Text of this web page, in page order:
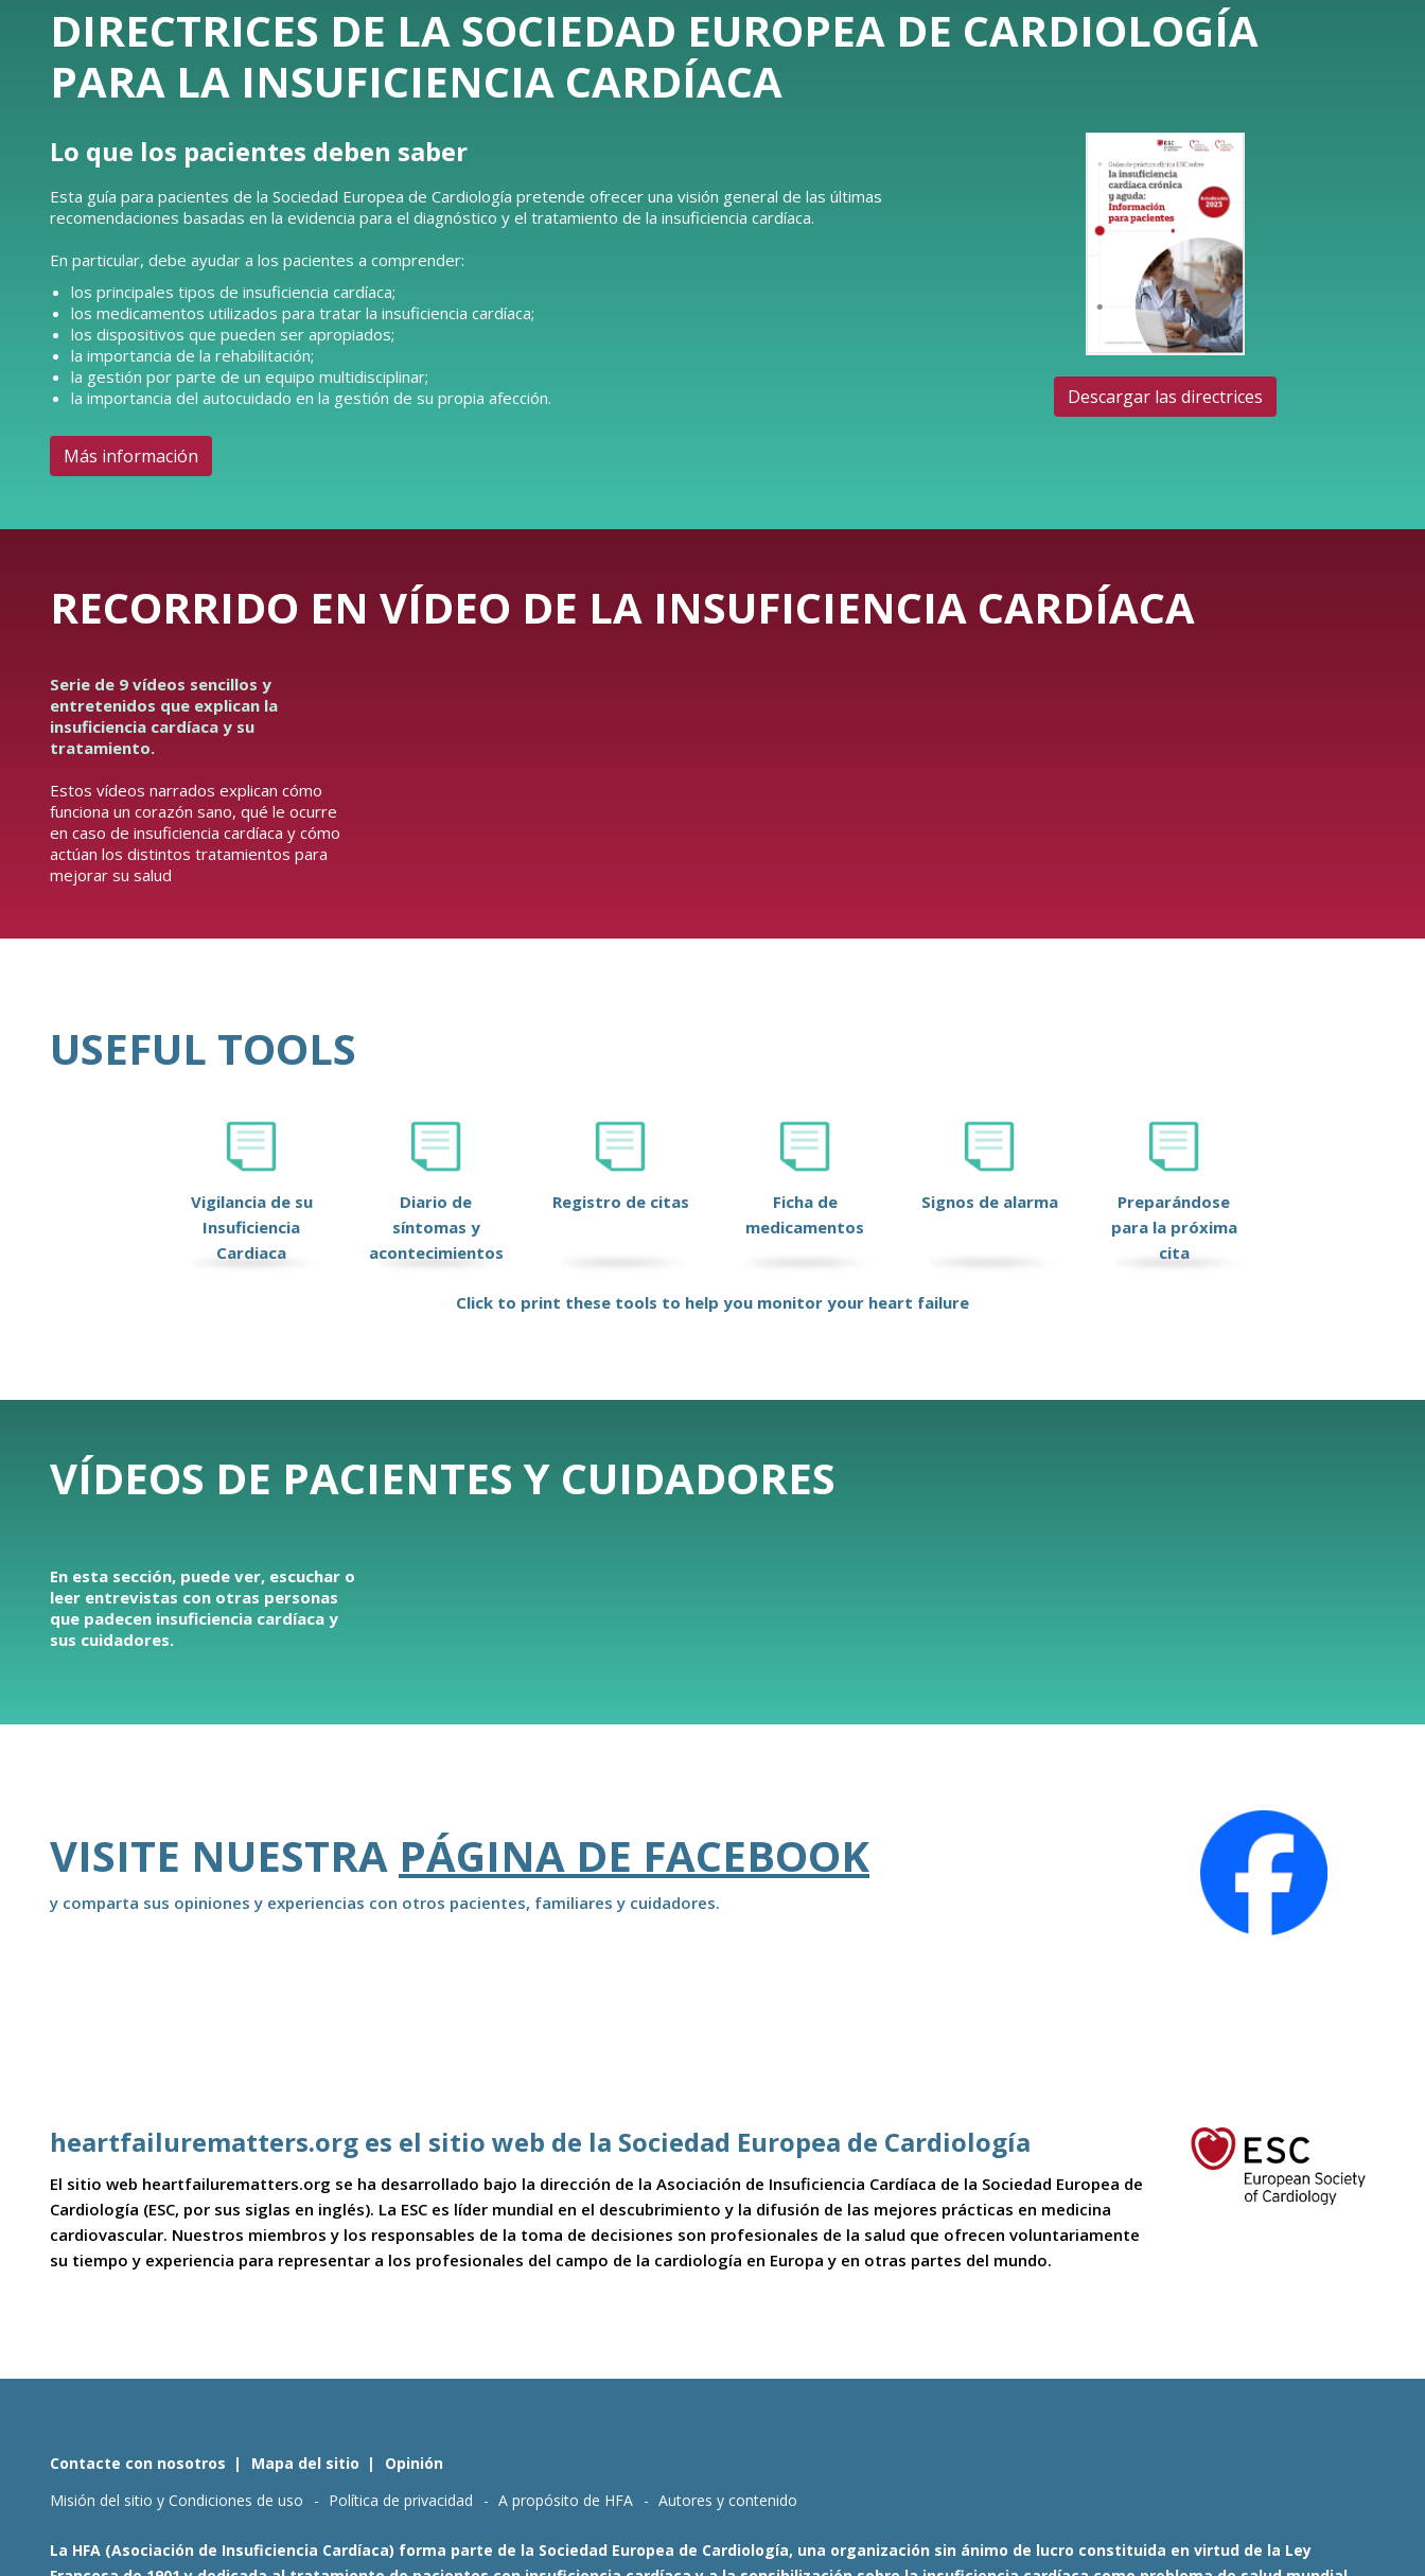
DIRECTRICES DE LA SOCIEDAD EUROPEA DE CARDIOLOGÍA
PARA LA INSUFICIENCIA CARDÍACA
Lo que los pacientes deben saber
Esta guía para pacientes de la Sociedad Europea de Cardiología pretende ofrecer una visión general de las últimas
recomendaciones basadas en la evidencia para el diagnóstico y el tratamiento de la insuficiencia cardíaca.
En particular, debe ayudar a los pacientes a comprender:
los principales tipos de insuficiencia cardíaca;
los medicamentos utilizados para tratar la insuficiencia cardíaca;
los dispositivos que pueden ser apropiados;
la importancia de la rehabilitación;
la gestión por parte de un equipo multidisciplinar;
la importancia del autocuidado en la gestión de su propia afección.
Más información
Descargar las directrices
RECORRIDO EN VÍDEO DE LA INSUFICIENCIA CARDÍACA
Serie de 9 vídeos sencillos y
entretenidos que explican la
insuficiencia cardíaca y su
tratamiento.
Estos vídeos narrados explican cómo
funciona un corazón sano, qué le ocurre
en caso de insuficiencia cardíaca y cómo
actúan los distintos tratamientos para
mejorar su salud
USEFUL TOOLS
Vigilancia de su
Insuficiencia
Cardiaca
Diario de
síntomas y
acontecimientos
Registro de citas
Ficha de
medicamentos
Signos de alarma
Preparándose
para la próxima
cita
Click to print these tools to help you monitor your heart failure
VÍDEOS DE PACIENTES Y CUIDADORES
En esta sección, puede ver, escuchar o
leer entrevistas con otras personas
que padecen insuficiencia cardíaca y
sus cuidadores.
VISITE NUESTRA PÁGINA DE FACEBOOK
y comparta sus opiniones y experiencias con otros pacientes, familiares y cuidadores.
heartfailurematters.org es el sitio web de la Sociedad Europea de Cardiología
El sitio web heartfailurematters.org se ha desarrollado bajo la dirección de la Asociación de Insuficiencia Cardíaca de la Sociedad Europea de
Cardiología (ESC, por sus siglas en inglés). La ESC es líder mundial en el descubrimiento y la difusión de las mejores prácticas en medicina
cardiovascular. Nuestros miembros y los responsables de la toma de decisiones son profesionales de la salud que ofrecen voluntariamente
su tiempo y experiencia para representar a los profesionales del campo de la cardiología en Europa y en otras partes del mundo.
Contacte con nosotros Mapa del sitio
Opinión
Misión del sitio y Condiciones de uso
Política de privacidad A propósito de HFA Autores y contenido
La HFA (Asociación de Insuficiencia Cardíaca) forma parte de la Sociedad Europea de Cardiología, una organización sin ánimo de lucro constituida en virtud de la Ley